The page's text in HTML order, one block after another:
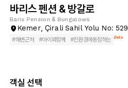
바리스 펜션 & 방갈로
Baris Pension & Bungalows
Kemer, Çirali Sahil Yolu No: 529
#해변근처 #아이와함께 #친환경에동참하는 Beta
객실 선택